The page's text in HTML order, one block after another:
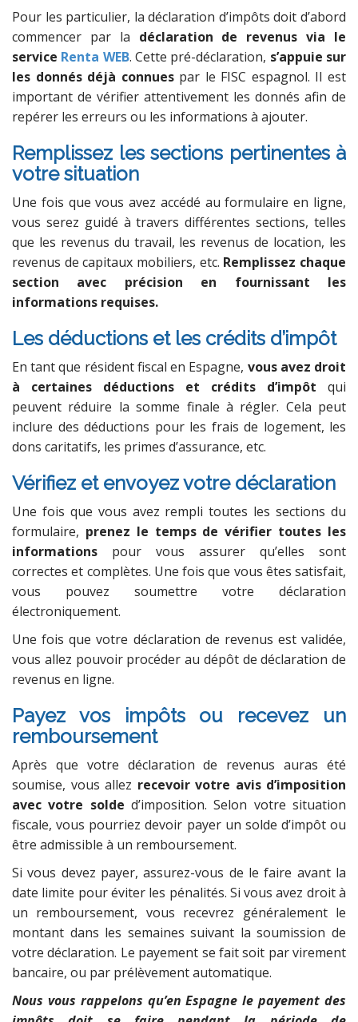
Pour les particulier, la déclaration d’impôts doit d’abord
commencer par la déclaration de revenus via le
service Renta WEB. Cette pré-déclaration, s’appuie sur
les donnés déjà connuespar le FISC espagnol. Il est
important de vérifier attentivement les donnés afin de
repérer les erreurs ou les informations à ajouter.
Remplissez les sections pertinentes à
votre situation
Une fois que vous avez accédé au formulaire en ligne,
vous serez guidé à travers différentes sections, telles
que les revenus du travail, les revenus de location, les
revenus de capitaux mobiliers, etc. Remplissez chaque
section avec précision en fournissant les
informations requises.
Les déductions et les crédits d’impôt
En tant que résident fiscal en Espagne, vous avez droit
à certaines déductions et crédits d’impôt qui
peuvent réduire la somme finale à régler. Cela peut
inclure des déductions pour les frais de logement, les
dons caritatifs, les primes d’assurance, etc.
Vérifiez et envoyez votre déclaration
Une fois que vous avez rempli toutes les sections du
formulaire, prenez le temps de vérifier toutes les
informations pour vous assurer qu’elles sont
correctes et complètes. Une fois que vous êtes satisfait,
vous pouvez soumettre votre déclaration
électroniquement.
Une fois que votre déclaration de revenus est validée,
vous allez pouvoir procéder au dépôt de déclaration de
revenus en ligne.
Payez vos impôts ou recevez un
remboursement
Après que votre déclaration de revenus auras été
soumise, vous allez recevoir votre avis d’imposition
avec votre solde d’imposition. Selon votre situation
fiscale, vous pourriez devoir payer un solde d’impôt ou
être admissible à un remboursement.
Si vous devez payer, assurez-vous de le faire avant la
date limite pour éviter les pénalités. Si vous avez droit à
un remboursement, vous recevrez généralement le
montant dans les semaines suivant la soumission de
votre déclaration. Le payement se fait soit par virement
bancaire, ou par prélèvement automatique.
Nous vous rappelons qu’en Espagne le payement des